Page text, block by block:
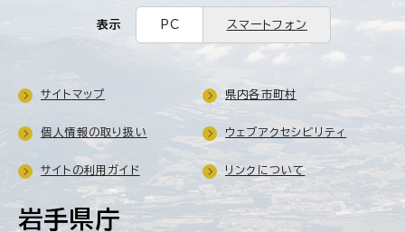
表示 PC スマートフォン
岩手県庁
サイトマップ 県内各市町村
個人情報の取り扱い ウェブアクセシビリティ
サイトの利用ガイド リンクについて